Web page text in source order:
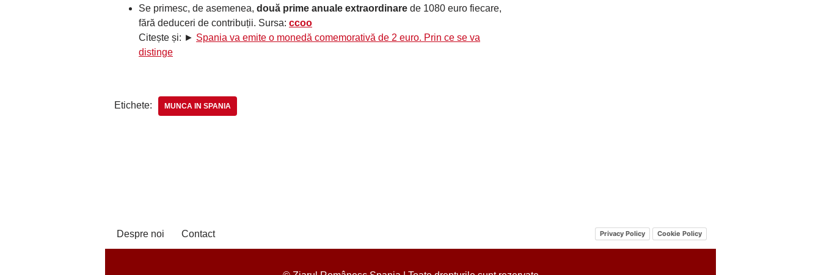
Se primesc, de asemenea, două prime anuale extraordinare de 1080 euro fiecare,
fără deduceri de contribuții. Sursa: ccoo
Citește și: ► Spania va emite o monedă comemorativă de 2 euro. Prin ce se va
distinge
Etichete: MUNCA IN SPANIA
Despre noi Contact Privacy Policy Cookie Policy